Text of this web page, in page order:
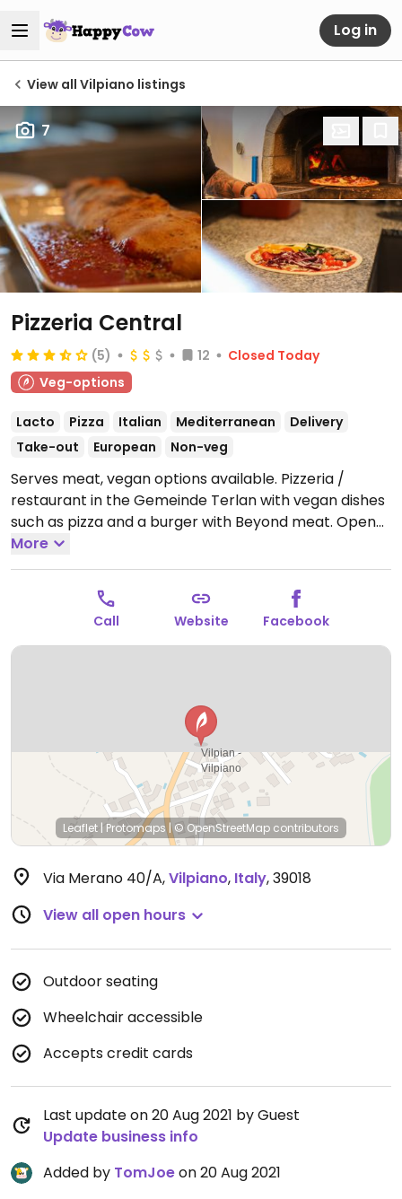
Log in
View all Vilpiano listings
7
Pizzeria Central
(5) 12
Closed Today
Veg-options
Lacto Pizza Italian Mediterranean
Delivery
Take-out
European Non-veg
Serves meat, vegan options available. Pizzeria /
restaurant in the Gemeinde Terlan with vegan dishes
such as pizza and a burger with Beyond meat. Open
Mon 11:00-14:00, Mon-Sat 17:30-21:30, Tue-Wed 11:00-
14:30, Thu-Fri 11:00-14:00.Closed Sun.
More
Call Website Facebook
Leaflet | Protomaps|© OpenStreetMap contributors
Via Merano 40/A,Vilpiano, Italy,39018
View all open hours
Outdoor seating
Wheelchair accessible
Accepts credit cards
Last update on 20 Aug 2021 by Guest
Update business info
Added by TomJoeon 20 Aug 2021